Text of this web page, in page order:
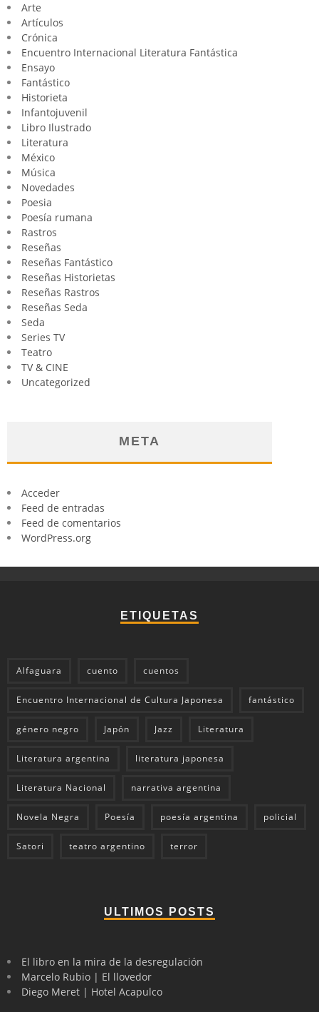
Arte
Artículos
Crónica
Encuentro Internacional Literatura Fantástica
Ensayo
Fantástico
Historieta
Infantojuvenil
Libro Ilustrado
Literatura
México
Música
Novedades
Poesia
Poesía rumana
Rastros
Reseñas
Reseñas Fantástico
Reseñas Historietas
Reseñas Rastros
Reseñas Seda
Seda
Series TV
Teatro
TV & CINE
Uncategorized
META
Acceder
Feed de entradas
Feed de comentarios
WordPress.org
ETIQUETAS
Alfaguara cuento cuentos
Encuentro Internacional de Cultura Japonesa fantástico
género negro Japón Jazz Literatura
Literatura argentina literatura japonesa
Literatura Nacional narrativa argentina
Novela Negra Poesía poesía argentina policial
Satori teatro argentino terror
ULTIMOS POSTS
El libro en la mira de la desregulación
Marcelo Rubio | El llovedor
Diego Meret | Hotel Acapulco